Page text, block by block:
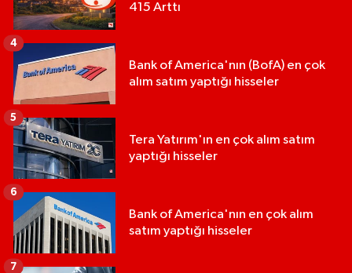
415 Arttı
Bank of America'nın (BofA) en çok
alım satım yaptığı hisseler
4
Tera Yatırım'ın en çok alım satım
yaptığı hisseler
5
Bank of America'nın en çok alım
satım yaptığı hisseler
6
7